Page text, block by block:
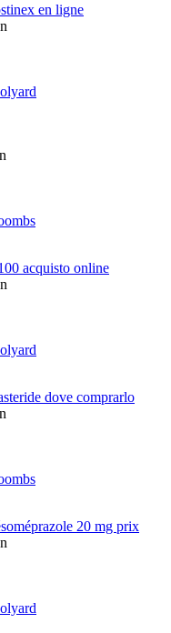
en ligne
acquisto online
dove comprarlo
20 mg prix